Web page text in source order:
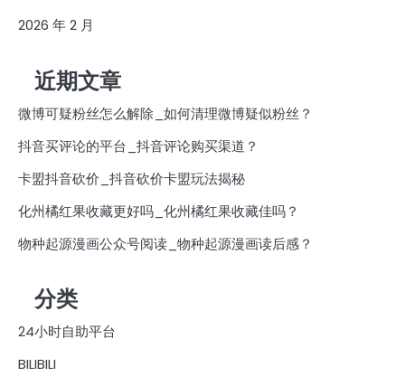
2026 年 2 月
近期文章
微博可疑粉丝怎么解除_如何清理微博疑似粉丝？
抖音买评论的平台_抖音评论购买渠道？
卡盟抖音砍价_抖音砍价卡盟玩法揭秘
化州橘红果收藏更好吗_化州橘红果收藏佳吗？
物种起源漫画公众号阅读_物种起源漫画读后感？
分类
24小时自助平台
BILIBILI